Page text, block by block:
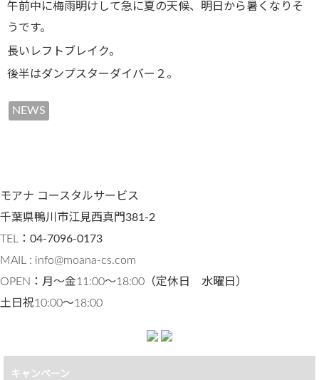
午前中に梅雨明けして急に夏の天候、明日から暑くなりそ
うです。
長いレフトブレイク。
後半はダンプスターダイバー２。
NEWS
モアナ コースタルサービス
千葉県鴨川市江見西真門381-2
TEL： 04-7096-0173
MAIL : info@moana-cs.com
OPEN：月〜金11:00～18:00（定休日 水曜日）
土日祝10:00〜18:00
キャンペーン